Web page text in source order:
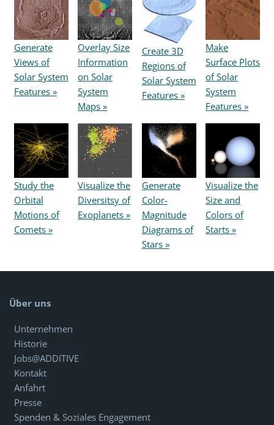
Generate
Views of
Solar System
Features »
Overlay Size
Information
on Solar
System
Maps »
Create 3D
Regions of
Solar System
Features »
Make
Surface Plots
of Solar
System
Features »
Study the
Orbital
Motions of
Comets »
Visualize the
Diversitsy of
Exoplanets »
Generate
Color-
Magnitude
Diagrams of
Stars »
Visualize the
Size and
Colors of
Starts »
Über uns
Unternehmen
Historie
Jobs@ADDITIVE
Kontakt
Anfahrt
Presse
Spenden & Soziales Engagement